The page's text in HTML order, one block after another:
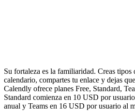
Su fortaleza es la familiaridad. Creas tipos
calendario, compartes tu enlace y dejas
Calendly ofrece planes Free, Standard,
Standard comienza en 10 USD por
anual y Teams en 16 USD por usuario al